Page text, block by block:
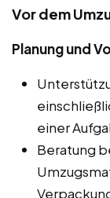
Vor dem
Planung und
einer
Beratung